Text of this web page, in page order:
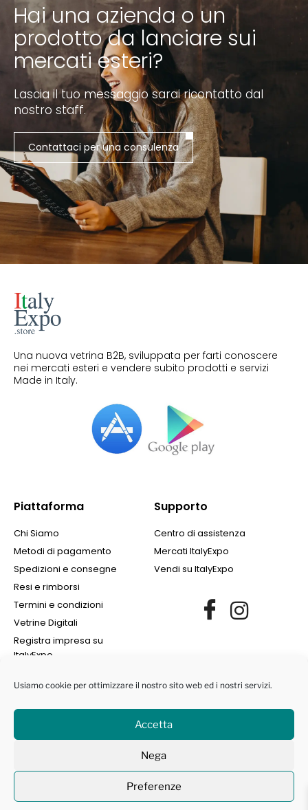
Usiamo cookie per ottimizzare il nostro sito web ed i nostri servizi.
Accetta
Nega
Preferenze
Hai una azienda o un
prodotto da lanciare sui
mercati esteri?
Lascia il tuo messaggio sarai ricontatto dal
nostro staff.
Contattaci per una consulenza
Una nuova vetrina B2B, sviluppata per farti conoscere
nei mercati esteri e vendere subito prodotti e servizi
Made in Italy.
Piattaforma
Chi Siamo
Metodi di pagamento
Spedizioni e consegne
Resi e rimborsi
Termini e condizioni
Vetrine Digitali
Registra impresa su
ItalyExpo
Supporto
Centro di assistenza
Mercati ItalyExpo
Vendi su ItalyExpo
©2022 Finance Group Albania SH.PK. | All Rights Reserved | NIPT
L72405008I | Marchi protetti ® -Privacy Policy
Contattaci